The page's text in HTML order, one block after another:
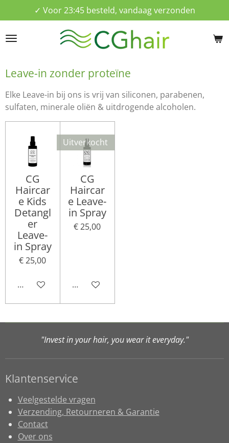
direct
naar
✓ Voor 23:45 besteld, vandaag verzonden
Leave-in zonder proteïne
Elke Leave-in bij ons is vrij van siliconen, parabenen,
sulfaten, minerale oliën & uitdrogende alcoholen.
CG
Haircar
e Kids
Detangl
er
Leave-
in Spray
€ 25,00
In winkelwagen
Uitverkocht
CG
Haircar
e Leave-
in Spray
€ 25,00
Houd mij op de hoogte
"Invest in your hair, you wear it everyday."
Klantenservice
Veelgestelde vragen
Verzending, Retourneren & Garantie
Contact
Over ons